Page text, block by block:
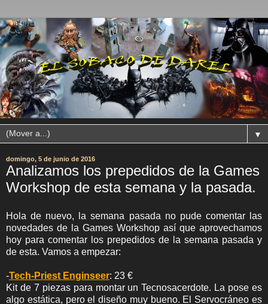
▼
domingo, 5 de junio de 2016
Analizamos los prepedidos de la Games
Workshop de esta semana y la pasada.
Hola de nuevo, la semana pasada no pude comentar las
novedades de la Games Workshop así que aprovechamos
hoy para comentar los prepedidos de la semana pasada y
de esta. Vamos a empezar:
-Tech-Priest Enginseer: 23 €
Kit de 7 piezas para montar un Tecnosacerdote. La pose es
algo estática, pero el diseño muy bueno. El Servocráneo es